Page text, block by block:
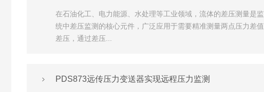
在石油化工、电力能源、水处理等工业领域，流体的差压测量是
统中差压监测的核心元件，广泛应用于需要精准测量两点压力差
差压，通过差压...
PDS873远传压力变送器实现远程压力监测